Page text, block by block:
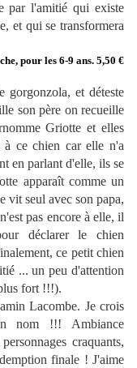
par l'amitié qui existe
et qui se transformera
pour les 6-9 ans. 5,50 €
gorgonzola, et déteste
son père on recueille
Griotte et elles
à ce chien car elle n'a
en parlant d'elle, ils se
apparaît comme un
vit seul avec son papa,
pas encore à elle, il
déclarer le chien
ce petit chien
... un peu d'attention
fort !!!).
Lacombe. Je crois
nom !!! Ambiance
craquants,
finale ! J'aime